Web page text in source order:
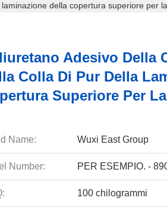
della copertura superiore per
Adesivo Della
Colla Di Pur Della
Superiore Per
Name: Wuxi East Group
Number: PER ESEMPIO. -
100 chilogrammi